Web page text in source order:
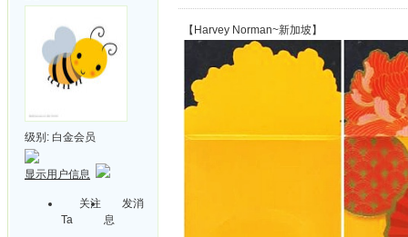
级别: 白金会员
显示用户信息
关注
Ta
发消
息
【Harvey Norman~新加坡】